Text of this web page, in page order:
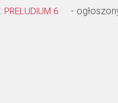
: PRELUDIUM 6 -